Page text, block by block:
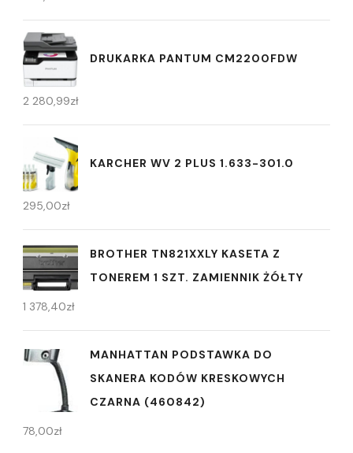
DRUKARKA PANTUM CM2200FDW
2 280,99zł
KARCHER WV 2 PLUS 1.633-301.0
295,00zł
BROTHER TN821XXLY KASETA Z
TONEREM 1 SZT. ZAMIENNIK ŻÓŁTY
1 378,40zł
MANHATTAN PODSTAWKA DO
SKANERA KODÓW KRESKOWYCH
CZARNA (460842)
78,00zł